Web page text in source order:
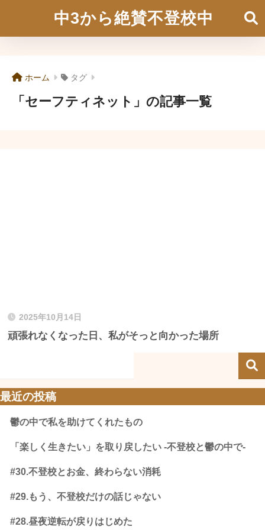
中3から絶賛不登校中
ホーム タグ
「セーフティネット」の記事一覧
2025年10月14日
頑張れなくなった日、私がそっと向かった場所
最近の投稿
鬱の中で私を助けてくれたもの
「楽しく生きたい」を取り戻したい -不登校と鬱の中で-
#30.不登校とお金、終わらない消耗
#29.もう、不登校だけの話じゃない
#28.昼夜逆転が戻りはじめた